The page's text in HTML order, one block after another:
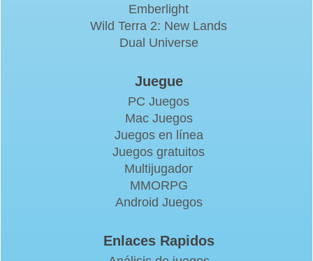
Emberlight
Wild Terra 2: New Lands
Dual Universe
Juegue
PC Juegos
Mac Juegos
Juegos en línea
Juegos gratuitos
Multijugador
MMORPG
Android Juegos
Enlaces Rapidos